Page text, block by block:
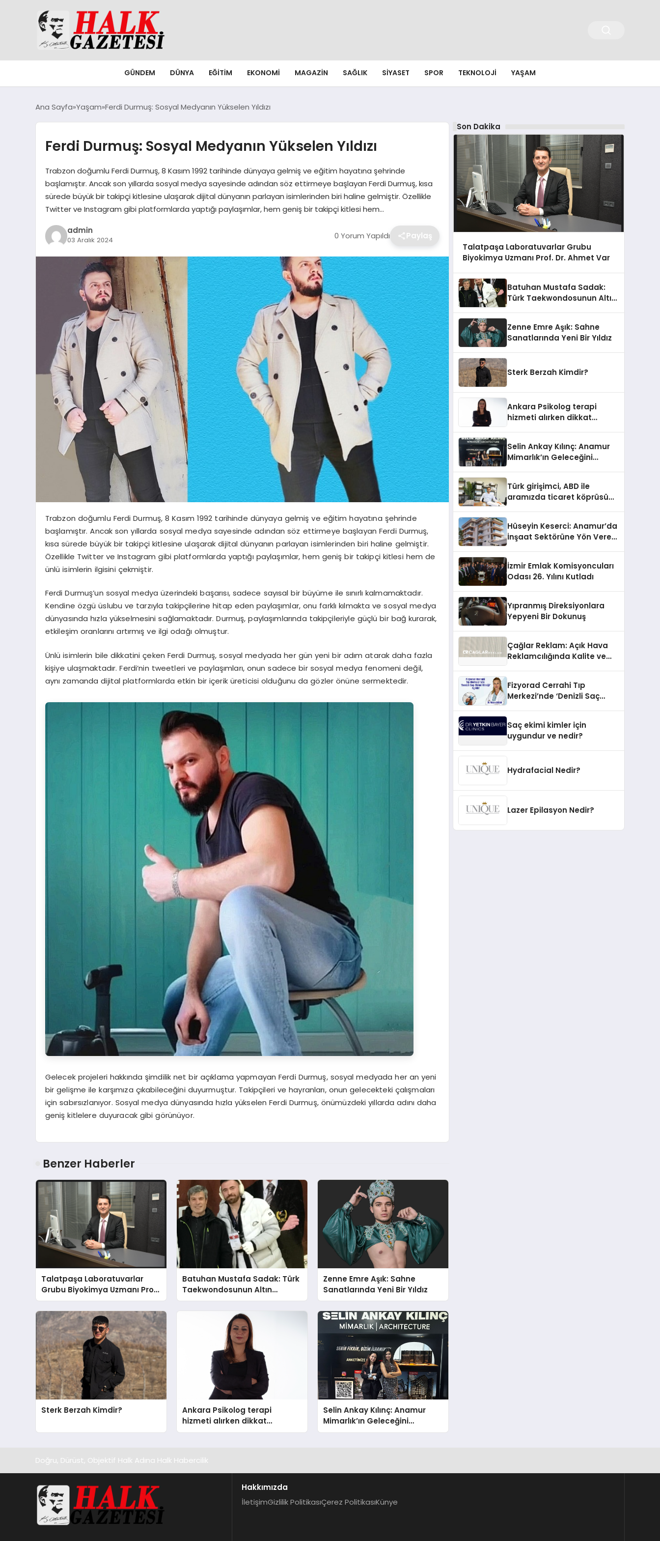
GÜNDEM DÜNYA EĞITIM EKONOMI MAGAZIN SAĞLIK SIYASET SPOR TEKNOLOJI YAŞAM
Ana Sayfa Yaşam Ferdi Durmuş: Sosyal Medyanın Yükselen Yıldızı
Ferdi Durmuş: Sosyal Medyanın Yükselen Yıldızı
Trabzon doğumlu Ferdi Durmuş, 8 Kasım 1992 tarihinde dünyaya gelmiş ve eğitim hayatına şehrinde
başlamıştır. Ancak son yıllarda sosyal medya sayesinde adından söz ettirmeye başlayan Ferdi Durmuş, kısa
sürede büyük bir takipçi kitlesine ulaşarak dijital dünyanın parlayan isimlerinden biri haline gelmiştir. Özellikle
Twitter ve Instagram gibi platformlarda yaptığı paylaşımlar, hem geniş bir takipçi kitlesi hem…
admin
03 Aralık 2024 0 Yorum Yapıldı Paylaş
Trabzon doğumlu Ferdi Durmuş, 8 Kasım 1992 tarihinde dünyaya gelmiş ve eğitim hayatına şehrinde
başlamıştır. Ancak son yıllarda sosyal medya sayesinde adından söz ettirmeye başlayan Ferdi Durmuş,
kısa sürede büyük bir takipçi kitlesine ulaşarak dijital dünyanın parlayan isimlerinden biri haline gelmiştir.
Özellikle Twitter ve Instagram gibi platformlarda yaptığı paylaşımlar, hem geniş bir takipçi kitlesi hem de
ünlü isimlerin ilgisini çekmiştir.
Ferdi Durmuş’un sosyal medya üzerindeki başarısı, sadece sayısal bir büyüme ile sınırlı kalmamaktadır.
Kendine özgü üslubu ve tarzıyla takipçilerine hitap eden paylaşımlar, onu farklı kılmakta ve sosyal medya
dünyasında hızla yükselmesini sağlamaktadır. Durmuş, paylaşımlarında takipçileriyle güçlü bir bağ kurarak,
etkileşim oranlarını artırmış ve ilgi odağı olmuştur.
Ünlü isimlerin bile dikkatini çeken Ferdi Durmuş, sosyal medyada her gün yeni bir adım atarak daha fazla
kişiye ulaşmaktadır. Ferdi’nin tweetleri ve paylaşımları, onun sadece bir sosyal medya fenomeni değil,
aynı zamanda dijital platformlarda etkin bir içerik üreticisi olduğunu da gözler önüne sermektedir.
Gelecek projeleri hakkında şimdilik net bir açıklama yapmayan Ferdi Durmuş, sosyal medyada her an yeni
bir gelişme ile karşımıza çıkabileceğini duyurmuştur. Takipçileri ve hayranları, onun gelecekteki çalışmaları
için sabırsızlanıyor. Sosyal medya dünyasında hızla yükselen Ferdi Durmuş, önümüzdeki yıllarda adını daha
geniş kitlelere duyuracak gibi görünüyor.
Benzer Haberler
Talatpaşa Laboratuvarlar
Grubu Biyokimya Uzmanı Prof.
Dr. Ahmet Var
Batuhan Mustafa Sadak: Türk
Taekwondosunun Altın
Yumruğu
Zenne Emre Aşık: Sahne
Sanatlarında Yeni Bir Yıldız
Sterk Berzah Kimdir?
Ankara Psikolog terapi
hizmeti alırken dikkat
edilecek hususlar
Selin Ankay Kılınç: Anamur
Mimarlık’ın Geleceğini
Şekillendiren Yöneticisi
Son Dakika
Talatpaşa Laboratuvarlar Grubu
Biyokimya Uzmanı Prof. Dr. Ahmet Var
Batuhan Mustafa Sadak:
Türk Taekwondosunun Altın
Zenne Emre Aşık: Sahne
Sanatlarında Yeni Bir Yıldız
Sterk Berzah Kimdir?
Ankara Psikolog terapi
hizmeti alırken dikkat
Selin Ankay Kılınç: Anamur
Mimarlık’ın Geleceğini
Türk girişimci, ABD ile
aramızda ticaret köprüsü
Hüseyin Keserci: Anamur’da
İnşaat Sektörüne Yön Veren
İzmir Emlak Komisyoncuları
Odası 26. Yılını Kutladı
Yıpranmış Direksiyonlara
Yepyeni Bir Dokunuş
Çağlar Reklam: Açık Hava
Reklamcılığında Kalite ve
Fizyorad Cerrahi Tıp
Merkezi’nde ‘Denizli Saç
Saç ekimi kimler için
uygundur ve nedir?
Hydrafacial Nedir?
Lazer Epilasyon Nedir?
Doğru, Dürüst, Objektif Halk Adına Halk Habercilik
Hakkımızda
İletişimGizlilik PolitikasıÇerez PolitikasıKünye